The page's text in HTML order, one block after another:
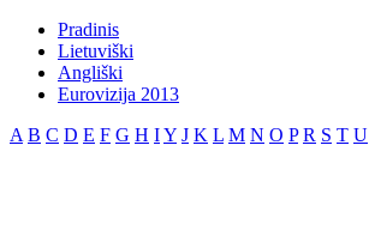
Pradinis
Lietuviški
Angliški
Eurovizija 2013
A B C D E F G H IY J K L M N O P R S T U